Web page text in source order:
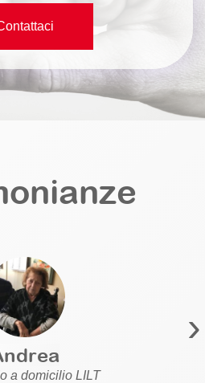
a domicilio LILT
›